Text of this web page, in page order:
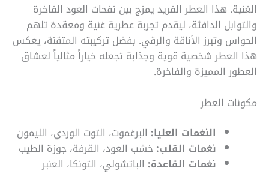
الغنية. هذا العطر الفريد يمزج بين نفحات العود الفاخرة
والتوابل الدافئة، ليقدم تجربة عطرية غنية ومعقدة تلهم
الحواس وتبرز الأناقة والرقي. بفضل تركيبته المتقنة، يعكس
هذا العطر شخصية قوية وجذابة تجعله خياراً مثالياً لعشاق
العطور المميزة والفاخرة.
مكونات العطر
النغمات العليا: البرغموت، التوت الوردي، الليمون
نغمات القلب:خشب العود، القرفة، جوزة الطيب
نغمات القاعدة: الباتشولي، التونكا، العنبر